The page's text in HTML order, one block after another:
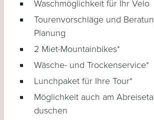
Waschmöglichkeit für Ihr Velo
Tourenvorschläge und
Planung
2 Miet-Mountainbikes*
Wäsche- und Trockenservice*
Lunchpaket für Ihre Tour*
Möglichkeit auch am
duschen